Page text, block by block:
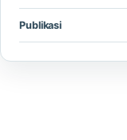
Publikasi